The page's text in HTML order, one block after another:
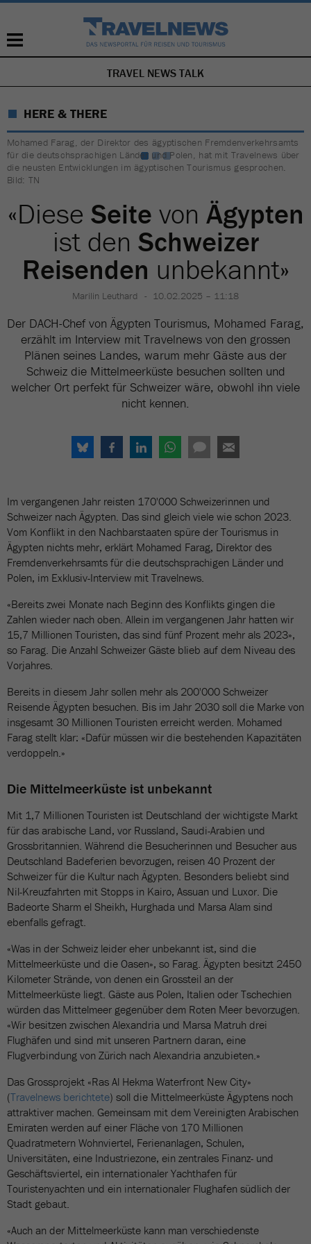
NAVIGATION
ÜBERSPRINGEN
TRAVEL NEWS TALK
HERE & THERE
Mohamed Farag, der Direktor des ägyptischen Fremdenverkehrsamts
für die deutschsprachigen Länder und Polen, hat mit Travelnews über
die neusten Entwicklungen im ägyptischen Tourismus gesprochen.
Bild: TN
«Diese Seite von Ägypten
ist den Schweizer
Reisenden unbekannt»
Marilin Leuthard 10.02.2025 – 11:18
Der DACH-Chef von Ägypten Tourismus, Mohamed Farag,
erzählt im Interview mit Travelnews von den grossen
Plänen seines Landes, warum mehr Gäste aus der
Schweiz die Mittelmeerküste besuchen sollten und
welcher Ort perfekt für Schweizer wäre, obwohl ihn viele
nicht kennen.
Im vergangenen Jahr reisten 170'000 Schweizerinnen und
Schweizer nach Ägypten. Das sind gleich viele wie schon 2023.
Vom Konflikt in den Nachbarstaaten spüre der Tourismus in
Ägypten nichts mehr, erklärt Mohamed Farag, Direktor des
Fremdenverkehrsamts für die deutschsprachigen Länder und
Polen, im Exklusiv-Interview mit Travelnews.
«Bereits zwei Monate nach Beginn des Konflikts gingen die
Zahlen wieder nach oben. Allein im vergangenen Jahr hatten wir
15,7 Millionen Touristen, das sind fünf Prozent mehr als 2023»,
so Farag. Die Anzahl Schweizer Gäste blieb auf dem Niveau des
Vorjahres.
Bereits in diesem Jahr sollen mehr als 200'000 Schweizer
Reisende Ägypten besuchen. Bis im Jahr 2030 soll die Marke von
insgesamt 30 Millionen Touristen erreicht werden. Mohamed
Farag stellt klar: «Dafür müssen wir die bestehenden Kapazitäten
verdoppeln.»
Die Mittelmeerküste ist unbekannt
Mit 1,7 Millionen Touristen ist Deutschland der wichtigste Markt
für das arabische Land, vor Russland, Saudi-Arabien und
Grossbritannien. Während die Besucherinnen und Besucher aus
Deutschland Badeferien bevorzugen, reisen 40 Prozent der
Schweizer für die Kultur nach Ägypten. Besonders beliebt sind
Nil-Kreuzfahrten mit Stopps in Kairo, Assuan und Luxor. Die
Badeorte Sharm el Sheikh, Hurghada und Marsa Alam sind
ebenfalls gefragt.
«Was in der Schweiz leider eher unbekannt ist, sind die
Mittelmeerküste und die Oasen», so Farag. Ägypten besitzt 2450
Kilometer Strände, von denen ein Grossteil an der
Mittelmeerküste liegt. Gäste aus Polen, Italien oder Tschechien
würden das Mittelmeer gegenüber dem Roten Meer bevorzugen.
«Wir besitzen zwischen Alexandria und Marsa Matruh drei
Flughäfen und sind mit unseren Partnern daran, eine
Flugverbindung von Zürich nach Alexandria anzubieten.»
Das Grossprojekt «Ras Al Hekma Waterfront New City»
(Travelnews berichtete) soll die Mittelmeerküste Ägyptens noch
attraktiver machen. Gemeinsam mit dem Vereinigten Arabischen
Emiraten werden auf einer Fläche von 170 Millionen
Quadratmetern Wohnviertel, Ferienanlagen, Schulen,
Universitäten, eine Industriezone, ein zentrales Finanz- und
Geschäftsviertel, ein internationaler Yachthafen für
Touristenyachten und ein internationaler Flughafen südlich der
Stadt gebaut.
«Auch an der Mittelmeerküste kann man verschiedenste